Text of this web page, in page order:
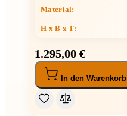
Material:
H x B x T:
1.295,00 €
In den Warenkorb